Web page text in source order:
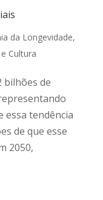
da Longevidade,
Cultura
bilhões de
essa tendência
de que esse
2050,